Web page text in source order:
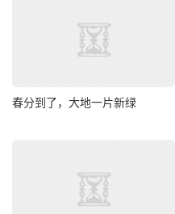
春分到了，大地一片新绿